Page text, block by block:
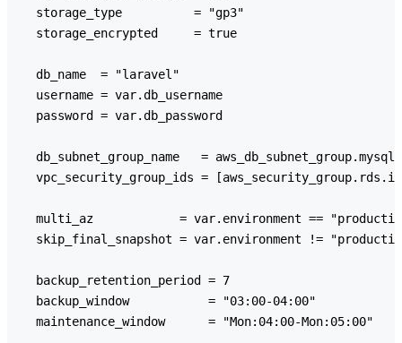
  storage_type          = "gp3"
  storage_encrypted     = true
  db_name  = "laravel"
  username = var.db_username
  password = var.db_password
db_subnet_group_name   =
vpc_security_group_ids =
multi_az            = var.environment ==
skip_final_snapshot = var.environment !=
  backup_retention_period = 7
  backup_window           = "03:00-04:00"
  maintenance_window      = "Mon:04:00-Mon:05:00"